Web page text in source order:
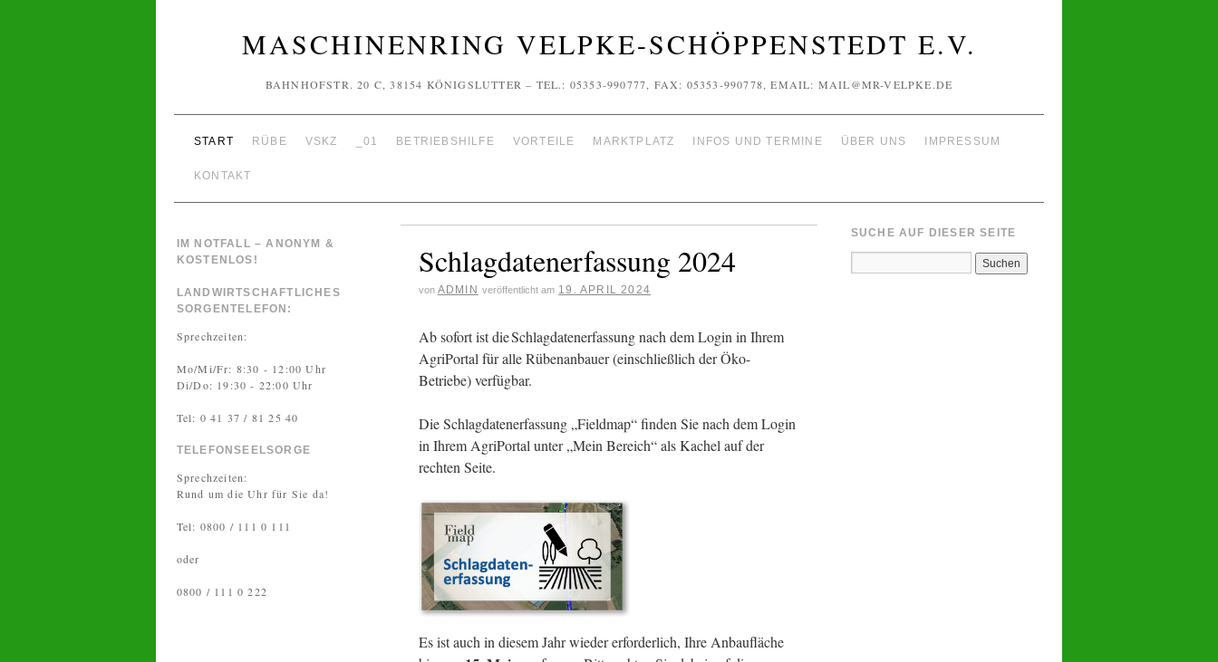
MASCHINENRING VELPKE-SCHÖPPENSTEDT E.V.
BAHNHOFSTR. 20 C, 38154 KÖNIGSLUTTER – TEL.: 05353-990777, FAX: 05353-990778, EMAIL: MAIL@MR-VELPKE.DE
START RÜBE VSKZ _01 BETRIEBSHILFE VORTEILE MARKTPLATZ INFOS UND TERMINE ÜBER UNS IMPRESSUM
KONTAKT
Schlagdatenerfassung 2024
von ADMIN veröffentlicht am 19. APRIL 2024
Ab sofort ist die Schlagdatenerfassung nach dem Login in Ihrem
AgriPortal für alle Rübenanbauer (einschließlich der Öko-
Betriebe) verfügbar.
Die Schlagdatenerfassung „Fieldmap“ finden Sie nach dem Login
in Ihrem AgriPortal unter „Mein Bereich“ als Kachel auf der
rechten Seite.
Es ist auch in diesem Jahr wieder erforderlich, Ihre Anbaufläche
IM NOTFALL – ANONYM &
KOSTENLOS!
LANDWIRTSCHAFTLICHES
SORGENTELEFON:
Sprechzeiten:
Mo/Mi/Fr: 8:30 - 12:00 Uhr
Di/Do: 19:30 - 22:00 Uhr
Tel: 0 41 37 / 81 25 40
TELEFONSEELSORGE
Sprechzeiten:
Rund um die Uhr für Sie da!
Tel: 0800 / 111 0 111
oder
0800 / 111 0 222
SUCHE AUF DIESER SEITE